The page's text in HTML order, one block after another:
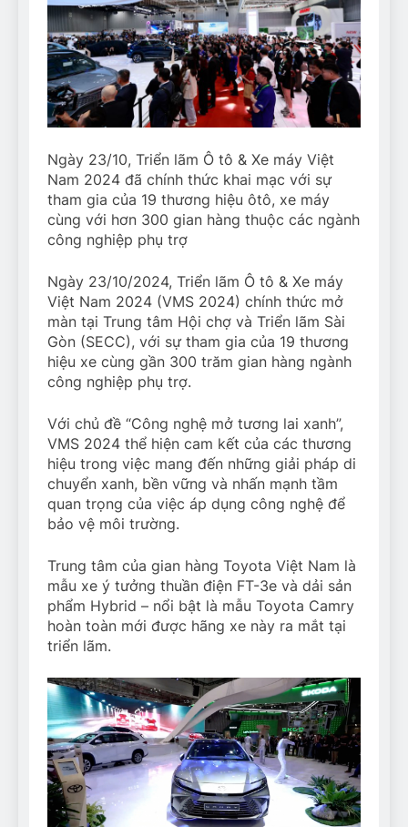
Ngày 23/10, Triển lãm Ô tô & Xe máy Việt
Nam 2024 đã chính thức khai mạc với sự
tham gia của 19 thương hiệu ôtô, xe máy
cùng với hơn 300 gian hàng thuộc các ngành
công nghiệp phụ trợ
Ngày 23/10/2024, Triển lãm Ô tô & Xe máy
Việt Nam 2024 (VMS 2024) chính thức mở
màn tại Trung tâm Hội chợ và Triển lãm Sài
Gòn (SECC), với sự tham gia của 19 thương
hiệu xe cùng gần 300 trăm gian hàng ngành
công nghiệp phụ trợ.
Với chủ đề “Công nghệ mở tương lai xanh”,
VMS 2024 thể hiện cam kết của các thương
hiệu trong việc mang đến những giải pháp di
chuyển xanh, bền vững và nhấn mạnh tầm
quan trọng của việc áp dụng công nghệ để
bảo vệ môi trường.
Trung tâm của gian hàng Toyota Việt Nam là
mẫu xe ý tưởng thuần điện FT-3e và dải sản
phẩm Hybrid – nổi bật là mẫu Toyota Camry
hoàn toàn mới được hãng xe này ra mắt tại
triển lãm.